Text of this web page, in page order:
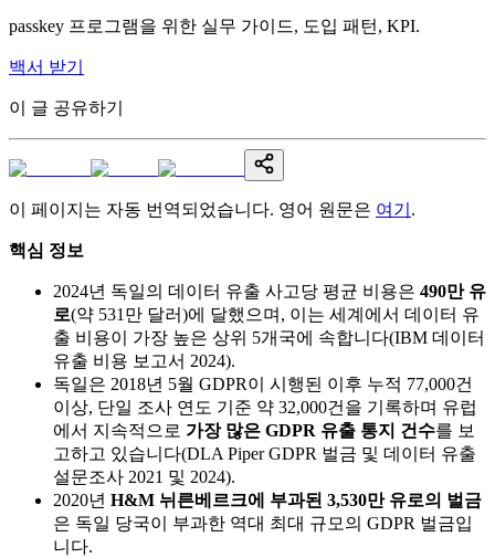
passkey 프로그램을 위한 실무 가이드, 도입 패턴, KPI.
백서 받기
이 글 공유하기
이 페이지는 자동 번역되었습니다. 영어 원문은 여기 .
핵심 정보
2024년 독일의 데이터 유출 사고당 평균 비용은 490만 유
로(약 531만 달러)에 달했으며, 이는 세계에서 데이터 유
출 비용이 가장 높은 상위 5개국에 속합니다(IBM 데이터
유출 비용 보고서 2024).
독일은 2018년 5월 GDPR이 시행된 이후 누적 77,000건
이상, 단일 조사 연도 기준 약 32,000건을 기록하며 유럽
에서 지속적으로 가장 많은 GDPR 유출 통지 건수를 보
고하고 있습니다(DLA Piper GDPR 벌금 및 데이터 유출
설문조사 2021 및 2024).
2020년 H&M 뉘른베르크에 부과된 3,530만 유로의 벌금
은 독일 당국이 부과한 역대 최대 규모의 GDPR 벌금입
니다.